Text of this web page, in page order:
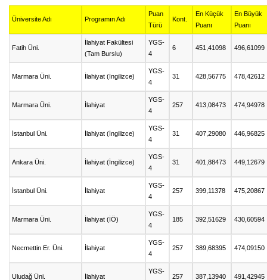
Üniversite Adı Programın Adı
Puan
Türü
Kont.
En Küçük
Puanı
En Büyük
Puanı
Fatih Üni.
İlahiyat Fakültesi
(Tam Burslu)
YGS-
4
6 451,41098 496,61099
Marmara Üni. İlahiyat (İngilizce)
YGS-
4
31 428,56775 478,42612
Marmara Üni. İlahiyat
YGS-
4
257 413,08473 474,94978
İstanbul Üni. İlahiyat (İngilizce)
YGS-
4
31 407,29080 446,96825
Ankara Üni. İlahiyat (İngilizce)
YGS-
4
31 401,88473 449,12679
İstanbul Üni. İlahiyat
YGS-
4
257 399,11378 475,20867
Marmara Üni. İlahiyat (İÖ)
YGS-
4
185 392,51629 430,60594
Necmettin Er. Üni. İlahiyat
YGS-
4
257 389,68395 474,09150
Uludağ Üni. İlahiyat
YGS-
257 387,13940 491,42945